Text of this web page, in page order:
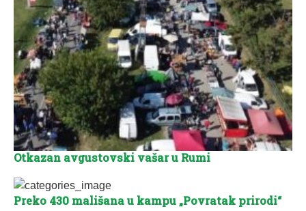
Otkazan avgustovski vašar u Rumi
Preko 430 mališana u kampu „Povratak prirodi“